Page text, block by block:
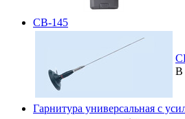
CB-145
В
Гарнитура универсальная с